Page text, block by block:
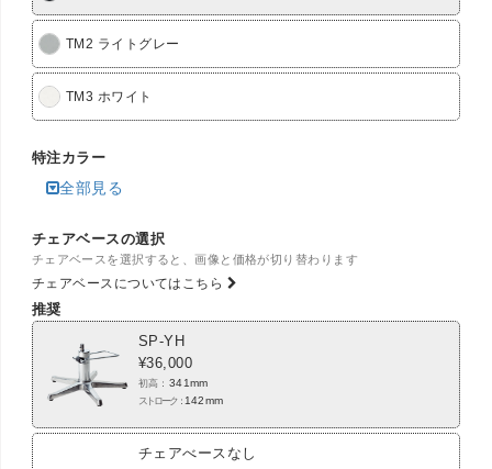
TM2 ライトグレー
TM3 ホワイト
特注カラー
全部見る
チェアベースの選択
チェアベースを選択すると、画像と価格が切り替わります
チェアベースについてはこちら
推奨
SP-YH
¥36,000
初高： 341mm
ストローク： 142mm
チェアべースなし